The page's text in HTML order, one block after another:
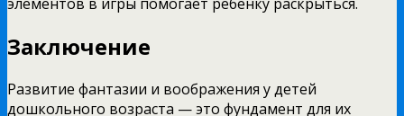
Заключение
Развитие фантазии и воображения у детей
дошкольного возраста — это фундамент для их